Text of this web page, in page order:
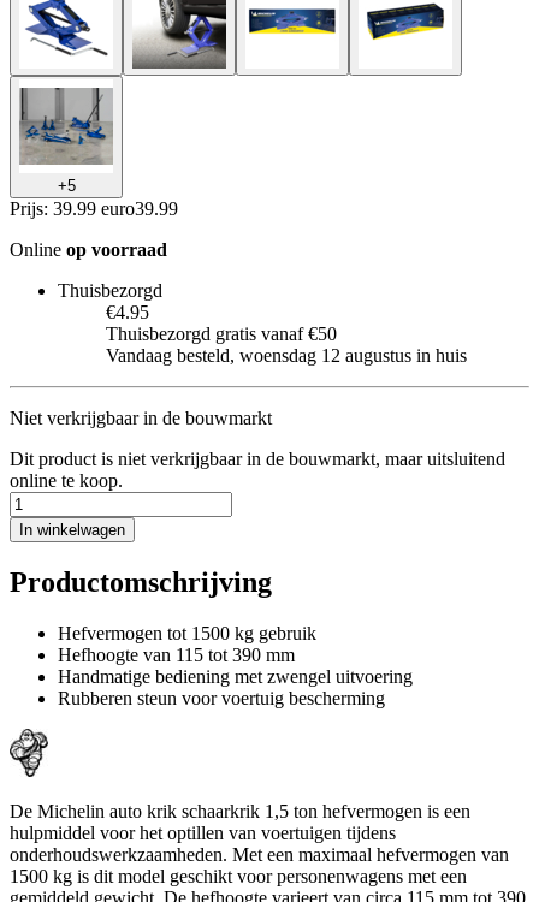
+5
Prijs: 39.99 euro39.99
Online op voorraad
Thuisbezorgd
€4.95
Thuisbezorgd gratis vanaf €50
Vandaag besteld, woensdag 12 augustus in huis
Niet verkrijgbaar in de bouwmarkt
Dit product is niet verkrijgbaar in de bouwmarkt, maar uitsluitend
online te koop.
In winkelwagen
Productomschrijving
Hefvermogen tot 1500 kg gebruik
Hefhoogte van 115 tot 390 mm
Handmatige bediening met zwengel uitvoering
Rubberen steun voor voertuig bescherming
De Michelin auto krik schaarkrik 1,5 ton hefvermogen is een
hulpmiddel voor het optillen van voertuigen tijdens
onderhoudswerkzaamheden. Met een maximaal hefvermogen van
1500 kg is dit model geschikt voor personenwagens met een
gemiddeld gewicht. De hefhoogte varieert van circa 115 mm tot 390